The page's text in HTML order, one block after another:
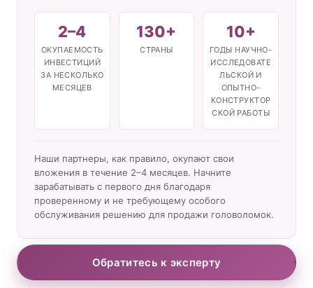
2–4
ОКУПАЕМОСТЬ
ИНВЕСТИЦИЙ
ЗА НЕСКОЛЬКО
МЕСЯЦЕВ
130+
СТРАНЫ
10+
ГОДЫ НАУЧНО-
ИССЛЕДОВАТЕ
ЛЬСКОЙ И
ОПЫТНО-
КОНСТРУКТОР
СКОЙ РАБОТЫ
Наши партнеры, как правило, окупают свои
вложения в течение 2–4 месяцев. Начните
зарабатывать с первого дня благодаря
проверенному и не требующему особого
обслуживания решению для продажи головоломок.
Обратитесь к эксперту